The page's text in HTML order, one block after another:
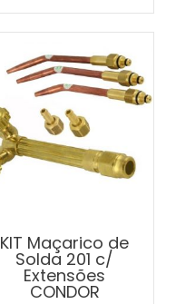
KIT Maçarico de
Solda 201 c/
Extensões
CONDOR